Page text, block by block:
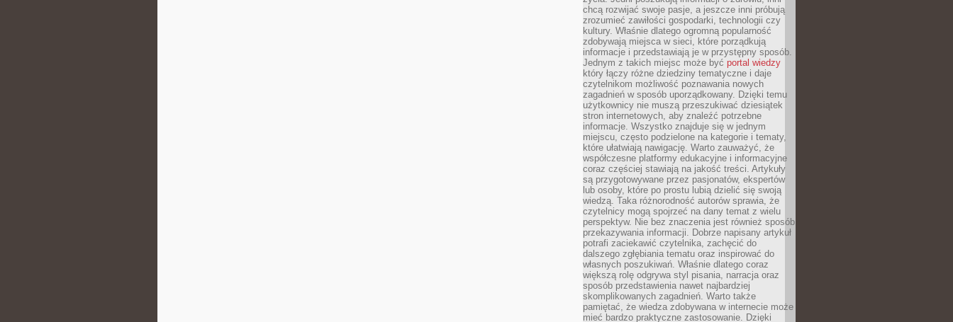
chcą rozwijać swoje pasje, a jeszcze inni próbują
zrozumieć zawiłości gospodarki, technologii czy
kultury. Właśnie dlatego ogromną popularność
zdobywają miejsca w sieci, które porządkują
informacje i przedstawiają je w przystępny sposób.
Jednym z takich miejsc może być portal wiedzy
który łączy różne dziedziny tematyczne i daje
czytelnikom możliwość poznawania nowych
zagadnień w sposób uporządkowany. Dzięki temu
użytkownicy nie muszą przeszukiwać dziesiątek
stron internetowych, aby znaleźć potrzebne
informacje. Wszystko znajduje się w jednym
miejscu, często podzielone na kategorie i tematy,
które ułatwiają nawigację. Warto zauważyć, że
współczesne platformy edukacyjne i informacyjne
coraz częściej stawiają na jakość treści. Artykuły
są przygotowywane przez pasjonatów, ekspertów
lub osoby, które po prostu lubią dzielić się swoją
wiedzą. Taka różnorodność autorów sprawia, że
czytelnicy mogą spojrzeć na dany temat z wielu
perspektyw. Nie bez znaczenia jest również sposób
przekazywania informacji. Dobrze napisany artykuł
potrafi zaciekawić czytelnika, zachęcić do
dalszego zgłębiania tematu oraz inspirować do
własnych poszukiwań. Właśnie dlatego coraz
większą rolę odgrywa styl pisania, narracja oraz
sposób przedstawienia nawet najbardziej
skomplikowanych zagadnień. Warto także
pamiętać, że wiedza zdobywana w internecie może
mieć bardzo praktyczne zastosowanie. Dzięki